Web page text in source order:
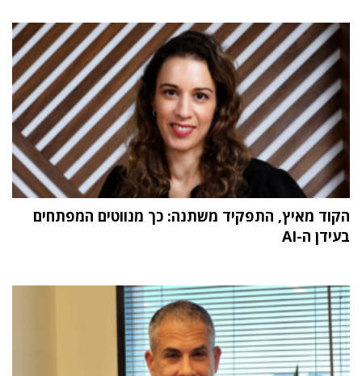
הקוד מאיץ, התפקיד משתנה: כך מנווטים המפתחים
בעידן ה-AI